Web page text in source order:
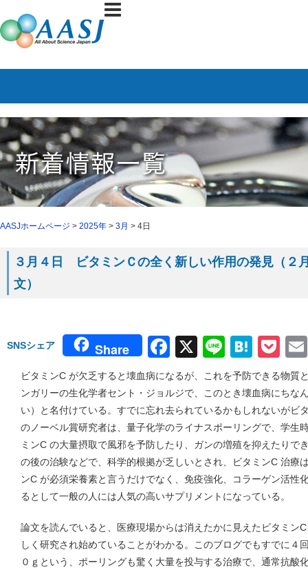
AASJホームページ > 2025年 > 3月 > 4日
３月４日 ビタミンＣの全く新しい作用の発見（２
文）
SNSシェア Share Facebook
X Line
ビタミンC が欠乏すると壊血病になるが、これを予防できる物質
ンガリーの生化学者セント・ジョルジで、このとき壊血病にちな
い）と名付けている。すでに忘れ去られているかもしれないがビ
のノーベル賞研究者は、量子化学のライナスポーリングで、学生
ミンC の大量摂取で風邪を予防したり、ガンの増殖を抑えたりで
の後の治験などで、科学的根拠が乏しいとされ、ビタミンC 治療
ンC が必須栄養素と言うだけでなく、免疫強化、コラーゲン活性
るとして一般の人には人気の高いサプリメントになっている。
論文を読んでいると、医療現場からは消えたかに見えたビタミン
しく研究され始めていることがわかる。このブログでもすでに４
０ｇという、ポーリングも驚く大量を投与する治療で、通常抗酸